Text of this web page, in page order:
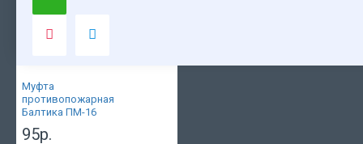
Муфта
противопожарная
Балтика ПМ-16
95р.